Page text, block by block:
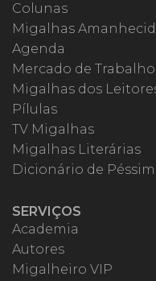
Colunas
Migalhas
Agenda
Mercado de Trabalho
Migalhas dos
Pílulas
TV Migalhas
Migalhas Literárias
Dicionário de
SERVIÇOS
Academia
Autores
Migalheiro VIP